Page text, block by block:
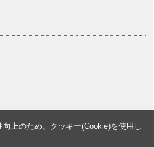
上のため、クッキー(Cookie)を使用し